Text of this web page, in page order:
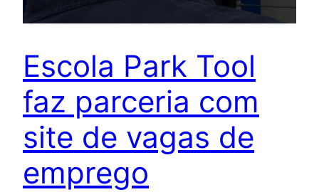
Escola Park Tool
faz parceria com
site de vagas de
emprego